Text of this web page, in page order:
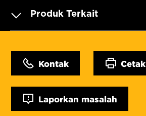
Produk Terkait
Kontak Cetak
Laporkan masalah